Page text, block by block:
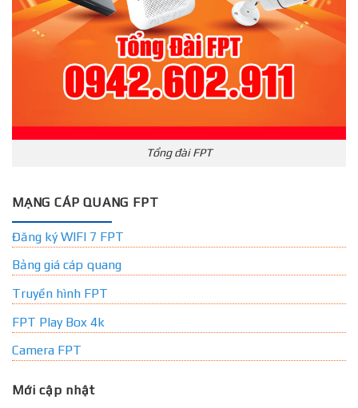
Tổng đài FPT
MẠNG CÁP QUANG FPT
Đăng ký WIFI 7 FPT
Bảng giá cáp quang
Truyền hình FPT
FPT Play Box 4k
Camera FPT
Mới cập nhật